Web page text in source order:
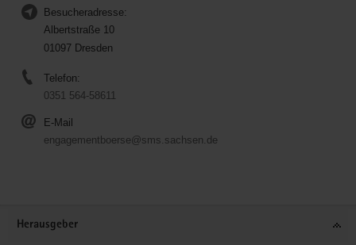
Besucheradresse:
Albertstraße 10
01097 Dresden
Telefon:
0351 564-58611
E-Mail
engagementboerse@sms.sachsen.de
Herausgeber